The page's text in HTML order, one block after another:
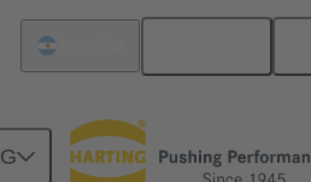
aplicaciones industriales